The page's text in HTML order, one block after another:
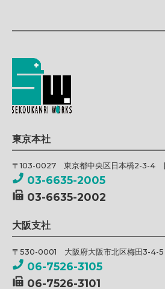
東京本社
〒103-0027 東京都中央区日本橋2-3-4
03-6635-2005
03-6635-2002
大阪支社
〒530-0001 大阪府大阪市北区梅田3-4-
06-7526-3105
06-7526-3101